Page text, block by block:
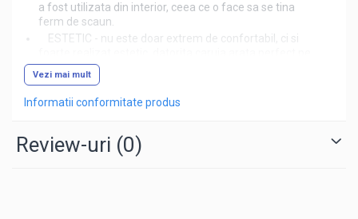
a fost utilizata din interior, ceea ce o face sa se tina
ferm de scaun.
ESTETIC - nu este doar extrem de confortabil, ci si
orice bicicleta, fiind un plus de bun gust.
UNIVERSAL - va functiona in principal pe biciclete de
oras care au scaune largi, dar datorita utilizarii unui
extragator, permite utilizarea suprapunerii pentru
asemenea, este perfect pentru o bicicleta de exercitii.
Vezi mai mult
Informatii conformitate produs
Review-uri (0)